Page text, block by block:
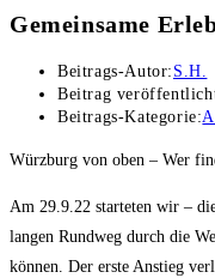
Gemeinsame
Beitrags-Autor: S.H.
Beitrag
Beitrags-Kategorie:
Würzburg von oben – Wer
Am 29.9.22 starteten wir –
langen Rundweg durch die
können. Der erste Anstieg